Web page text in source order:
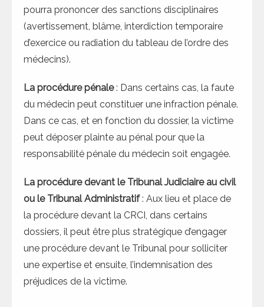
pourra prononcer des sanctions disciplinaires
(avertissement, blâme, interdiction temporaire
d’exercice ou radiation du tableau de l’ordre des
médecins).
La procédure pénale: Dans certains cas, la faute
du médecin peut constituer une infraction pénale.
Dans ce cas, et en fonction du dossier, la victime
peut déposer plainte au pénal pour que la
responsabilité pénale du médecin soit engagée.
La procédure devant le Tribunal Judiciaire au civil
ou le Tribunal Administratif: Aux lieu et place de
la procédure devant la CRCI, dans certains
dossiers, il peut être plus stratégique d’engager
une procédure devant le Tribunal pour solliciter
une expertise et ensuite, l’indemnisation des
préjudices de la victime.